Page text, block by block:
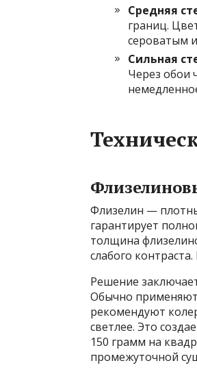
Средняя
границ.
сероватым
Сильная
Через обои
Флизелин —
гарантирует
толщина
слабого
Решение
Обычно применяют
рекомендуют
светлее. Это
150 грамм на
промежуточной